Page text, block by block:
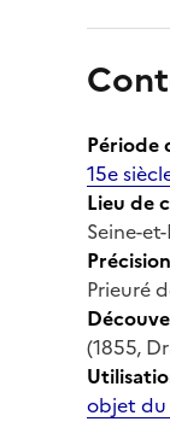
Période
15e
Lieu de
Seine-
Prieuré
(1855,
objet du